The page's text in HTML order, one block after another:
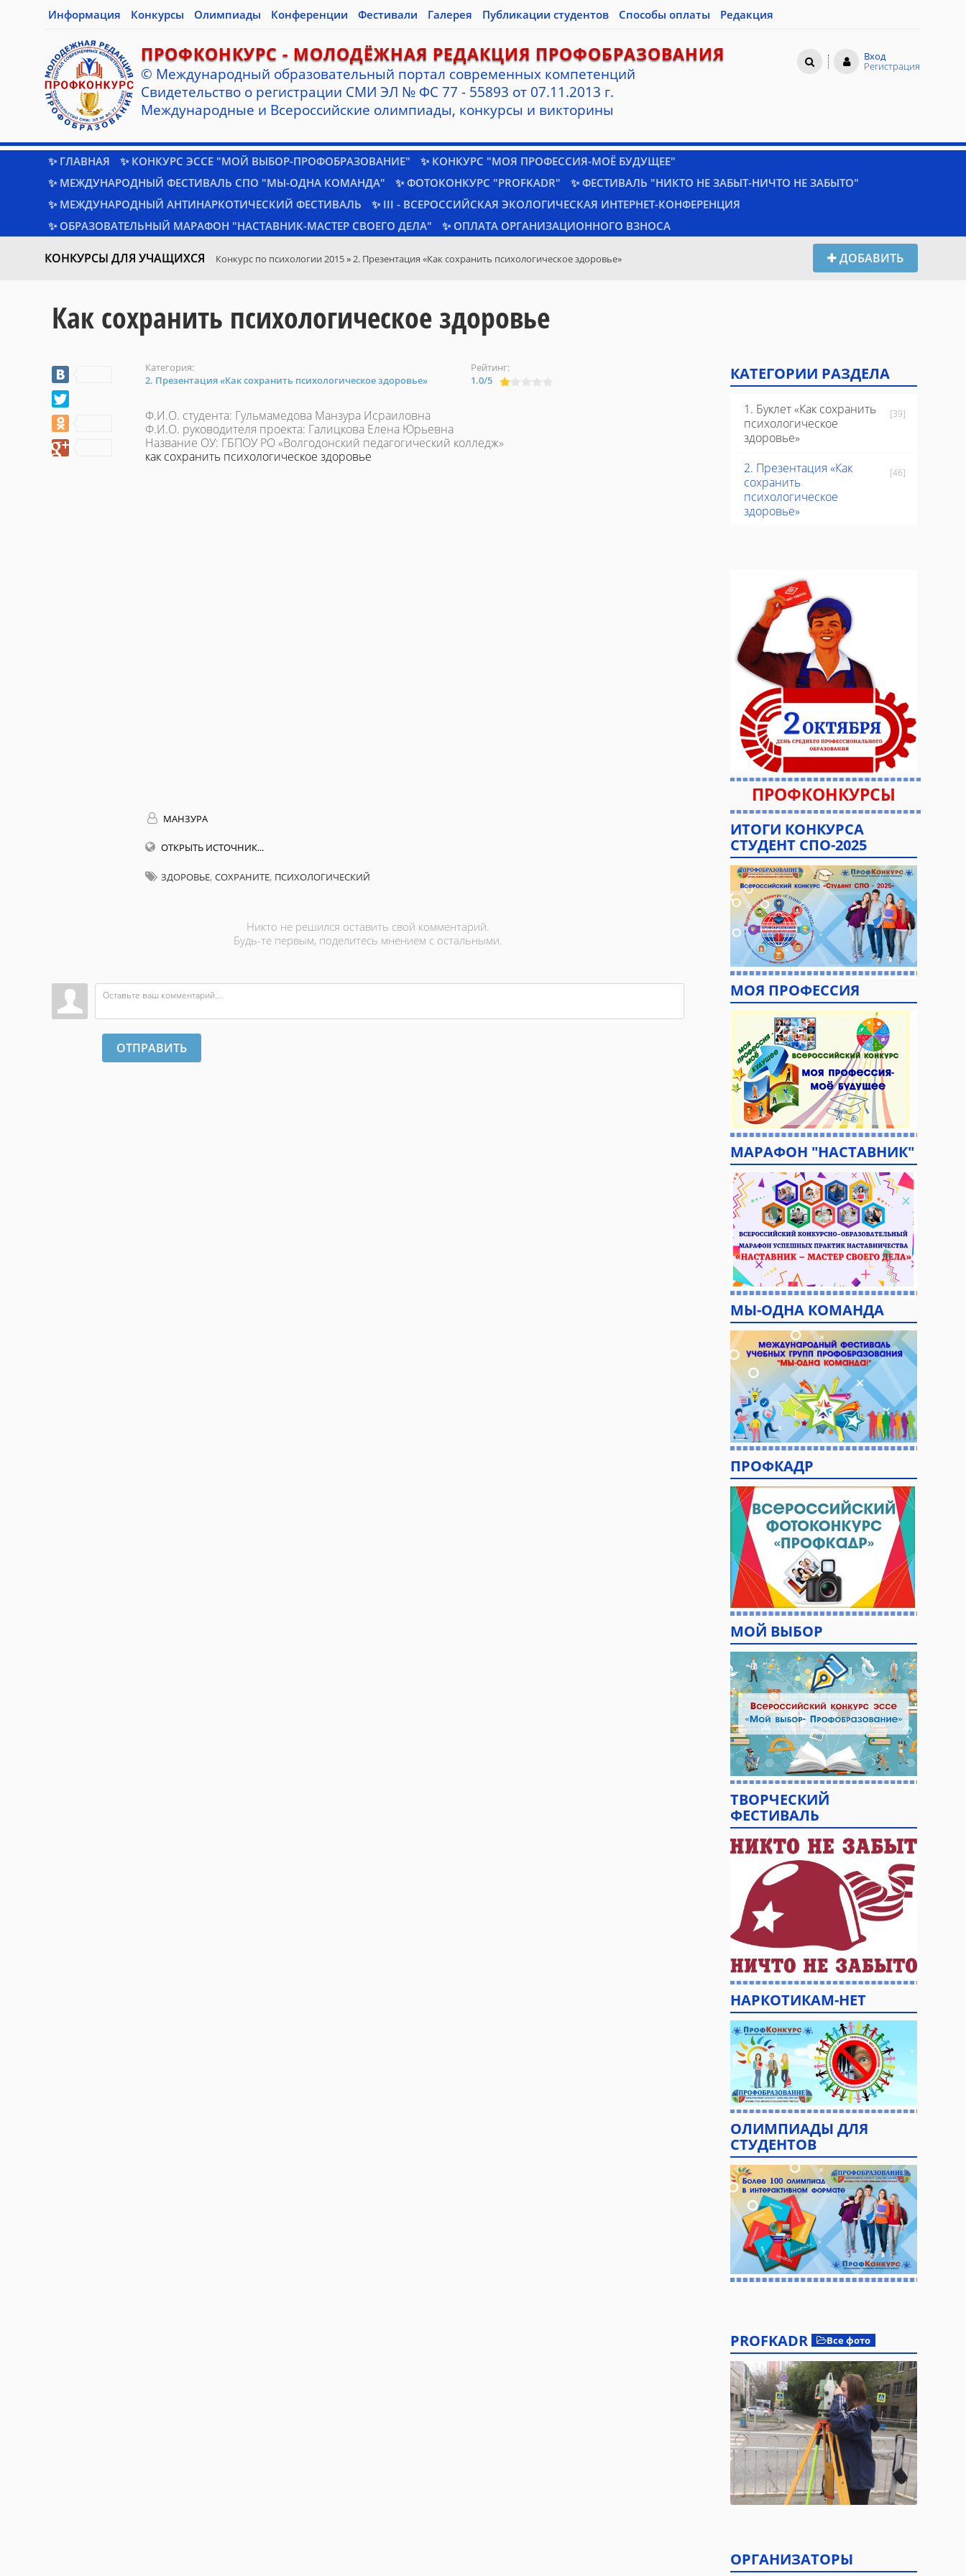
Информация Конкурсы Олимпиады Конференции Фестивали Галерея Публикации студентов Способы оплаты Редакция
ПРОФКОНКУРС - МОЛОДЁЖНАЯ РЕДАКЦИЯ ПРОФОБРАЗОВАНИЯ
© Международный образовательный портал современных компетенций
Cвидетельство о регистрации СМИ ЭЛ № ФС 77 - 55893 от 07.11.2013 г.
Международные и Всероссийские олимпиады, конкурсы и викторины
Вход
Регистрация
✨ ГЛАВНАЯ ✨ КОНКУРС ЭССЕ "МОЙ ВЫБОР-ПРОФОБРАЗОВАНИЕ"
✨ КОНКУРС "МОЯ ПРОФЕССИЯ-МОЁ БУДУЩЕЕ"
✨ МЕЖДУНАРОДНЫЙ ФЕСТИВАЛЬ СПО "МЫ-ОДНА КОМАНДА"
✨ ФОТОКОНКУРС "PROFKADR"
✨ ФЕСТИВАЛЬ "НИКТО НЕ ЗАБЫТ-НИЧТО НЕ ЗАБЫТО"
✨ МЕЖДУНАРОДНЫЙ АНТИНАРКОТИЧЕСКИЙ ФЕСТИВАЛЬ
✨ III - ВСЕРОССИЙСКАЯ ЭКОЛОГИЧЕСКАЯ ИНТЕРНЕТ-КОНФЕРЕНЦИЯ
✨ ОБРАЗОВАТЕЛЬНЫЙ МАРАФОН "НАСТАВНИК-МАСТЕР СВОЕГО ДЕЛА"
✨ ОПЛАТА ОРГАНИЗАЦИОННОГО ВЗНОСА
КОНКУРСЫ ДЛЯ УЧАЩИХСЯ Конкурс по психологии 2015»2. Презентация «Как сохранить психологическое здоровье» ДОБАВИТЬ
Как сохранить психологическое здоровье
Категория:
2. Презентация «Как сохранить психологическое здоровье»
Рейтинг:
1.0/5
Ф.И.О. студента: Гульмамедова Манзура Исраиловна
Ф.И.О. руководителя проекта: Галицкова Елена Юрьевна
Название ОУ: ГБПОУ РО «Волгодонский педагогический колледж»
как сохранить психологическое здоровье
МАНЗУРА
ОТКРЫТЬ ИСТОЧНИК...
ЗДОРОВЬЕ, СОХРАНИТЕ, ПСИХОЛОГИЧЕСКИЙ
Никто не решился оставить свой комментарий.
Будь-те первым, поделитесь мнением с остальными.
ОТПРАВИТЬ
КАТЕГОРИИ РАЗДЕЛА
1. Буклет «Как сохранить
психологическое
здоровье»
[39]
2. Презентация «Как
сохранить
психологическое
здоровье»
[46]
ПРОФКОНКУРСЫ
ИТОГИ КОНКУРСА
СТУДЕНТ СПО-2025
МОЯ ПРОФЕССИЯ
МАРАФОН "НАСТАВНИК"
МЫ-ОДНА КОМАНДА
ПРОФКАДР
МОЙ ВЫБОР
ТВОРЧЕСКИЙ
ФЕСТИВАЛЬ
НАРКОТИКАМ-НЕТ
ОЛИМПИАДЫ ДЛЯ
СТУДЕНТОВ
PROFKADR Все фото
ОРГАНИЗАТОРЫ